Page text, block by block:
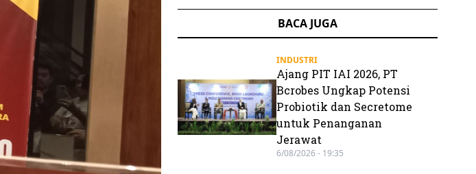
BACA JUGA
INDUSTRI
Ajang PIT IAI 2026, PT
Bcrobes Ungkap Potensi
Probiotik dan Secretome
untuk Penanganan
Jerawat
6/08/2026 - 19:35